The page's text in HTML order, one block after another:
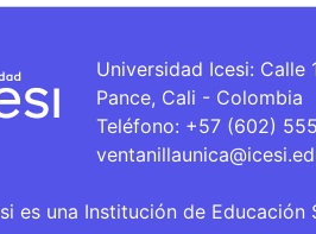
Universidad Icesi: Calle
Pance, Cali - Colombia
Teléfono: +57 (602)
es una Institución de